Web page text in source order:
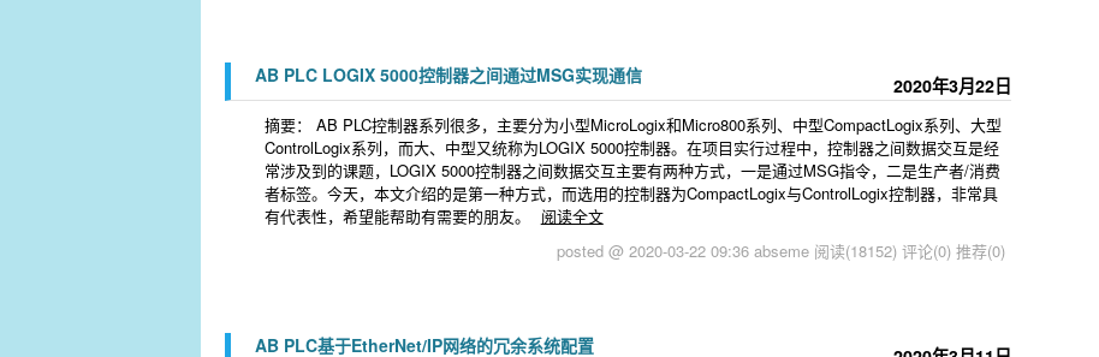
2020年3月22日
AB PLC LOGIX 5000控制器之间通过MSG实现通信
摘要： AB PLC控制器系列很多，主要分为小型MicroLogix和Micro800系列、中型CompactLogix系列、大型
ControlLogix系列，而大、中型又统称为LOGIX 5000控制器。在项目实行过程中，控制器之间数据交互是经
常涉及到的课题，LOGIX 5000控制器之间数据交互主要有两种方式，一是通过MSG指令，二是生产者/消费
者标签。今天，本文介绍的是第一种方式，而选用的控制器为CompactLogix与ControlLogix控制器，非常具
有代表性，希望能帮助有需要的朋友。
阅读全文
posted @ 2020-03-22 09:36 abseme 阅读(18152) 评论(0) 推荐(0)
AB PLC基于EtherNet/IP网络的冗余系统配置